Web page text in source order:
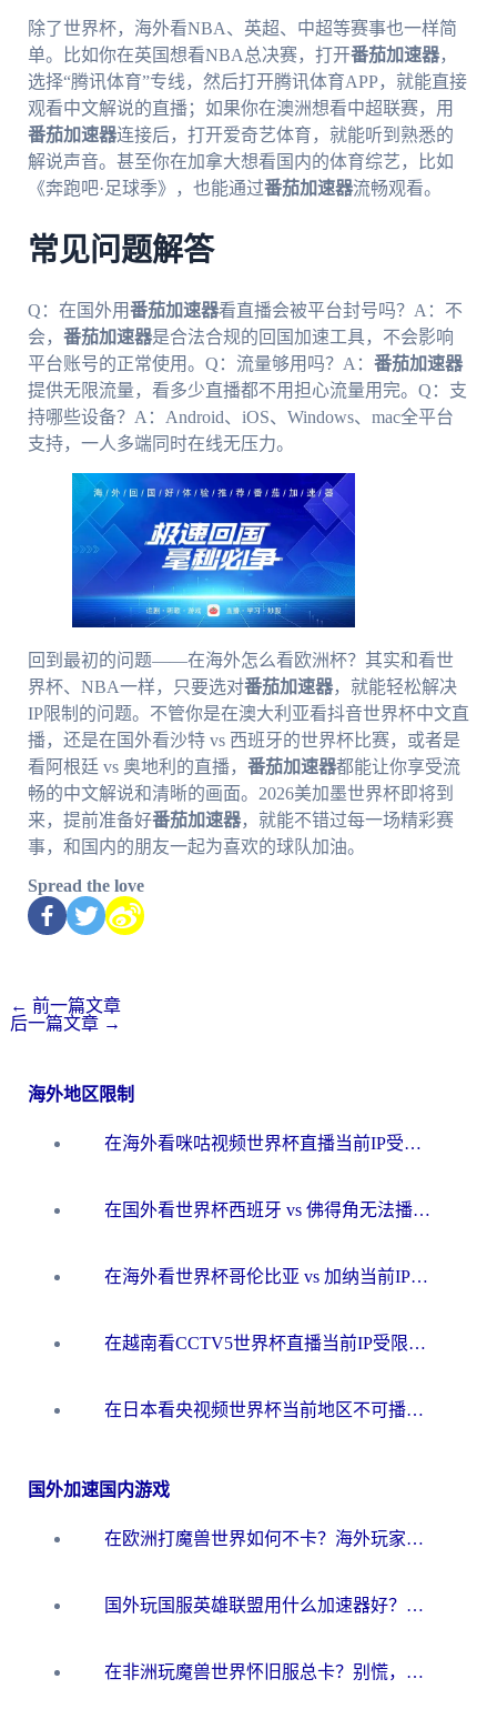
除了世界杯，海外看NBA、英超、中超等赛事也一样简
单。比如你在英国想看NBA总决赛，打开番茄加速器，
选择“腾讯体育”专线，然后打开腾讯体育APP，就能直接
观看中文解说的直播；如果你在澳洲想看中超联赛，用
番茄加速器连接后，打开爱奇艺体育，就能听到熟悉的
解说声音。甚至你在加拿大想看国内的体育综艺，比如
《奔跑吧·足球季》，也能通过番茄加速器流畅观看。
常见问题解答
Q：在国外用番茄加速器看直播会被平台封号吗？A：不
会， 番茄加速器是合法合规的回国加速工具，不会影响
平台账号的正常使用。Q：流量够用吗？A： 番茄加速器
提供无限流量，看多少直播都不用担心流量用完。Q：支
持哪些设备？A：Android、iOS、Windows、mac全平台
支持，一人多端同时在线无压力。
回到最初的问题——在海外怎么看欧洲杯？其实和看世
界杯、NBA一样，只要选对番茄加速器，就能轻松解决
IP限制的问题。不管你是在澳大利亚看抖音世界杯中文直
播，还是在国外看沙特 vs 西班牙的世界杯比赛，或者是
看阿根廷 vs 奥地利的直播， 番茄加速器都能让你享受流
畅的中文解说和清晰的画面。2026美加墨世界杯即将到
来，提前准备好番茄加速器，就能不错过每一场精彩赛
事，和国内的朋友一起为喜欢的球队加油。
Spread the love
← 前一篇文章
后一篇文章 →
海外地区限制
在海外看咪咕视频世界杯直播当前IP受限制？这篇指南帮你搞定所有体育赛事观看难题
在国外看世界杯西班牙 vs 佛得角无法播放？这篇指南帮你解锁所有中文体育直播
在海外看世界杯哥伦比亚 vs 加纳当前IP受限制？这篇指南帮你流畅看中文解说赛事
在越南看CCTV5世界杯直播当前IP受限制？海外党体育观赛终极指南来了
在日本看央视频世界杯当前地区不可播放？海外党体育观赛终极指南
国外加速国内游戏
在欧洲打魔兽世界如何不卡？海外玩家的国服游戏加速终极攻略
国外玩国服英雄联盟用什么加速器好？海外党亲测有效的国服游戏加速指南
在非洲玩魔兽世界怀旧服总卡？别慌，这份指南帮你丝滑开荒